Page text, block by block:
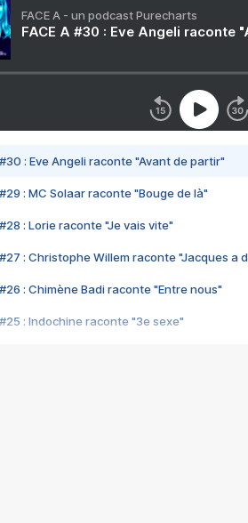
FACE A - un podcast Purecharts
FACE A #30 : Eve Angeli raconte
#30 : Eve Angeli raconte "Avant de partir"
#29 : MC Solaar raconte "Bouge de là"
#28 : Lorie raconte "Je vais vite"
#27 : Christophe Willem raconte "Jacques a
#26 : Chimène Badi raconte "Entre nous"
#25 : Indochine raconte "3e sexe"